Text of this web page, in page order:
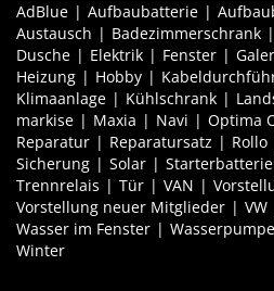
AdBlue Aufbaubatterie
Austausch
Badezimmerschrank
Dusche
Elektrik Fenster
Heizung
Hobby
Klimaanlage
Kühlschrank
markise
Maxia Navi Optima
Reparatur
Reparatursatz Rollo
Sicherung
Solar Starterbatterie
Trennrelais
Tür VAN
Vorstellung neuer Mitglieder
VW
Wasser im Fenster
Wasserpumpe
Winter